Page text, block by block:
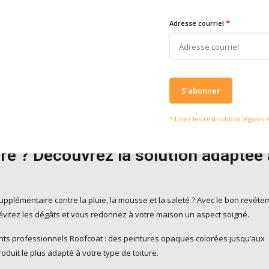
le Roofcoat adapté à votre toit
? Découvrez la solution adaptée
contre la pluie, la mousse et la saleté ? Avec le bon
les dégâts et vous redonnez à votre maison un aspect soigné.
professionnels Roofcoat : des peintures opaques colorées jusqu’aux
le plus adapté à votre type de toiture.
Adresse courriel *
S'abonner
* Lisez les restrictions légales